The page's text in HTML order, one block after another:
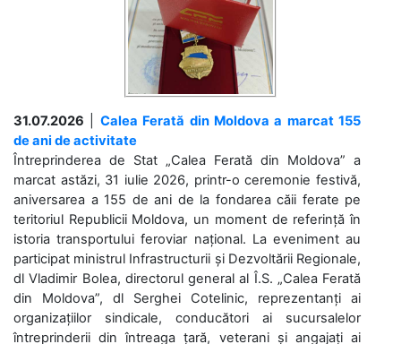
31.07.2026
Calea Ferată din Moldova a marcat 155
de ani de activitate
Întreprinderea de Stat „Calea Ferată din Moldova” a
marcat astăzi, 31 iulie 2026, printr-o ceremonie festivă,
aniversarea a 155 de ani de la fondarea căii ferate pe
teritoriul Republicii Moldova, un moment de referință în
istoria transportului feroviar național. La eveniment au
participat ministrul Infrastructurii și Dezvoltării Regionale,
dl Vladimir Bolea, directorul general al Î.S. „Calea Ferată
din Moldova”, dl Serghei Cotelinic, reprezentanți ai
organizațiilor sindicale, conducători ai sucursalelor
întreprinderii din întreaga țară, veterani și angajați ai